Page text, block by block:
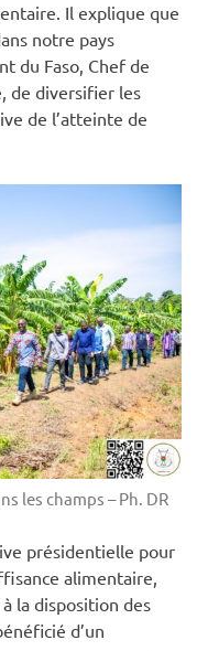
Il explique que
notre pays
du Faso, Chef de
de diversifier les
de l’atteinte de
les champs – Ph. DR
présidentielle pour
alimentaire,
la disposition des
d’un